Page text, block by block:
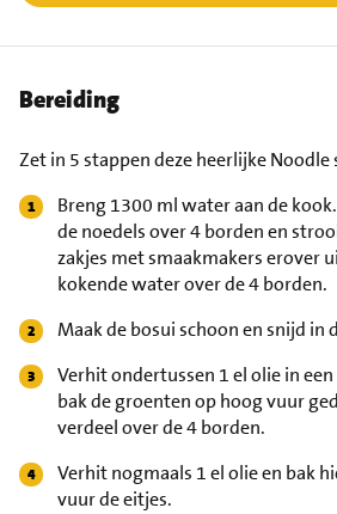
Bereiding
Zet in 5 stappen deze heerlijke Noodle
Breng 1300 ml water aan de
de noedels over 4 borden en
zakjes met smaakmakers erover
kokende water over de 4 borden.
Maak de bosui schoon en snijd in
Verhit ondertussen 1 el olie in
bak de groenten op hoog vuur
verdeel over de 4 borden.
Verhit nogmaals 1 el olie en bak
vuur de eitjes.